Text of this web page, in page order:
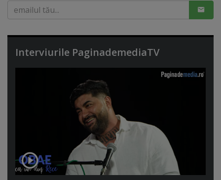
Interviurile PaginademediaTV